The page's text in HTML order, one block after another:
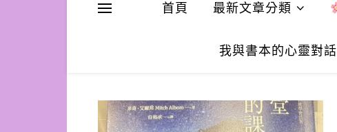
首頁 最新文章分類
我與書本的心靈對話